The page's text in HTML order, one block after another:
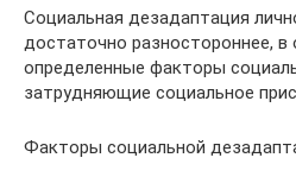
Социальная дезадаптация
достаточно разностороннее,
определенные факторы
затрудняющие социальное
Факторы социальной